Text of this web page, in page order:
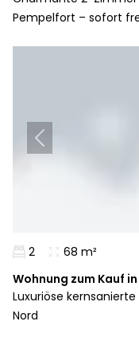
Pempelfort – sofort
2 68 m²
Wohnung zum Kauf
Luxuriöse
Nord